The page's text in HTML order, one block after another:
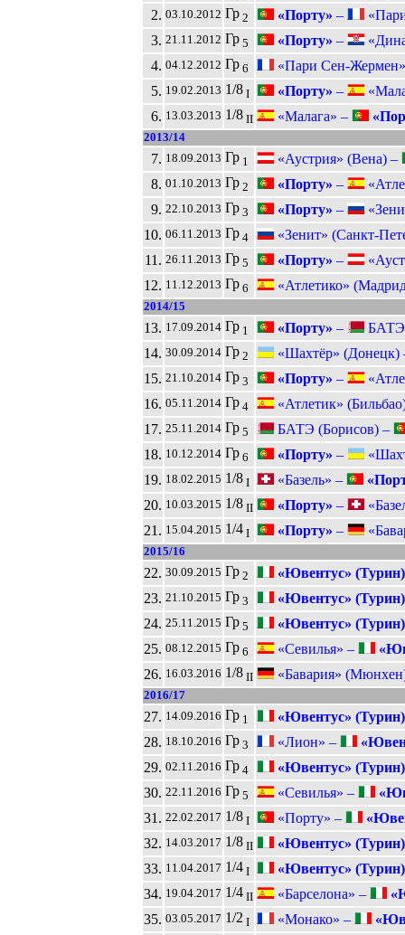
2. 03.10.2012 Гр2 «Порту» –
3. 21.11.2012 Гр5 «Порту» –
4. 04.12.2012 Гр6
«Пари Сен-
5. 19.02.2013 1/8I «Порту» –
6. 13.03.2013 1/8II «Малага» –
2013/14
7. 18.09.2013 Гр1
«Аустрия» (Вена) –
8. 01.10.2013 Гр2 «Порту» –
9. 22.10.2013 Гр3 «Порту» –
10. 06.11.2013 Гр4
«Зенит» (Санкт-
11. 26.11.2013 Гр5 «Порту» –
12. 11.12.2013 Гр6 «Атлетико»
2014/15
13. 17.09.2014 Гр1 «Порту» –
БАТЭ
14. 30.09.2014 Гр2
«Шахтёр» (Донецк)
15. 21.10.2014 Гр3 «Порту» –
16. 05.11.2014 Гр4
«Атлетик»
17. 25.11.2014 Гр5
БАТЭ (Борисов) –
18. 10.12.2014 Гр6 «Порту» –
19. 18.02.2015 1/8I «Базель» –
20. 10.03.2015 1/8II «Порту» –
21. 15.04.2015 1/4I «Порту» –
2015/16
22. 30.09.2015 Гр2 «Ювентус» (Турин)
23. 21.10.2015 Гр3 «Ювентус» (Турин)
24. 25.11.2015 Гр5 «Ювентус» (Турин)
25. 08.12.2015 Гр6 «Севилья» –
26. 16.03.2016 1/8II «Бавария»
2016/17
27. 14.09.2016 Гр1 «Ювентус» (Турин)
28. 18.10.2016 Гр3 «Лион» –
29. 02.11.2016 Гр4 «Ювентус» (Турин)
30. 22.11.2016 Гр5 «Севилья» –
31. 22.02.2017 1/8I «Порту» –
32. 14.03.2017 1/8II «Ювентус» (Турин)
33. 11.04.2017 1/4I «Ювентус» (Турин)
34. 19.04.2017 1/4II «Барселона» –
35. 03.05.2017 1/2I «Монако» –